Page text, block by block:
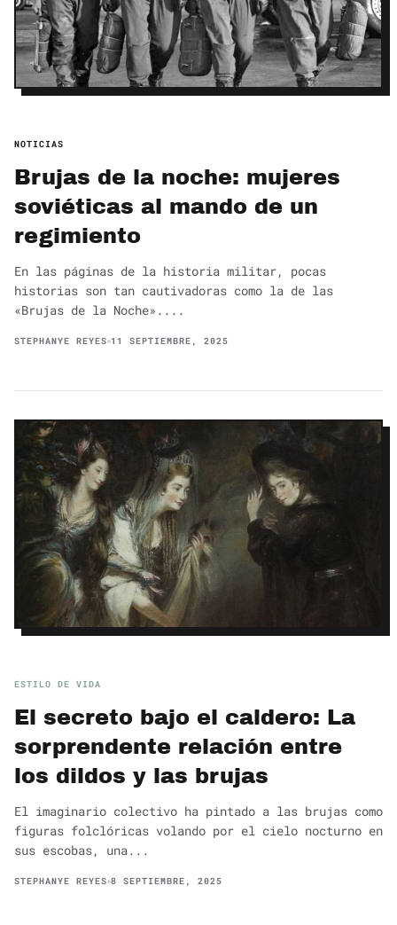
NOTICIAS
Brujas de la noche: mujeres
soviéticas al mando de un
regimiento
En las páginas de la historia militar, pocas
historias son tan cautivadoras como la de las
«Brujas de la Noche»....
STEPHANYE REYES 11 SEPTIEMBRE, 2025
ESTILO DE VIDA
El secreto bajo el caldero: La
sorprendente relación entre
los dildos y las brujas
El imaginario colectivo ha pintado a las brujas como
figuras folclóricas volando por el cielo nocturno en
sus escobas, una...
STEPHANYE REYES 8 SEPTIEMBRE, 2025